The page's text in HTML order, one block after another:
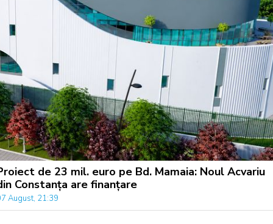
de 23 mil. euro pe Bd. Mamaia: Noul Acvariu
Constanța are finanțare
August, 21:39